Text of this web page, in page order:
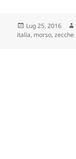
Scritto
il
Lug 25, 2016
italia, morso,zecche